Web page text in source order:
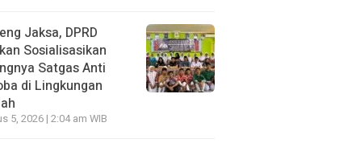
Jaksa, DPRD
Sosialisasikan
Satgas Anti
di Lingkungan
5, 2026 | 2:04 am WIB